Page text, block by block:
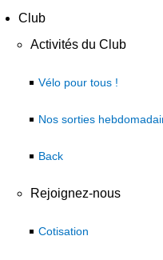
Club
Activités du Club
Vélo pour tous !
Nos sorties
Back
Rejoignez-nous
Cotisation